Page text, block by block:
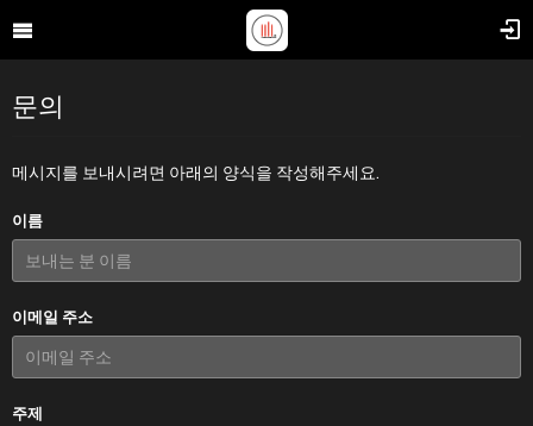
문의
메시지를 보내시려면 아래의 양식을 작성해주세요.
이름
이메일 주소
주제